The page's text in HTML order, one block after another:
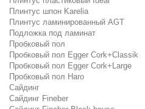
Плинтус шпон Karelia
Плинтус ламинированный AGT
Подложка под ламинат
Пробковый пол
Пробковый пол Egger Cork+Classik
Пробковый пол Egger Cork+Large
Пробковый пол Haro
Сайдинг
Сайдинг Fineber